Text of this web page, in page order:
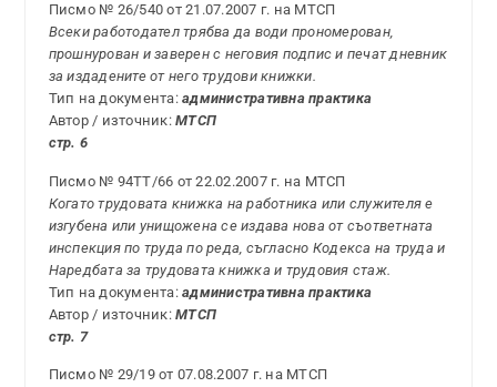
Писмо № 26/540 от 21.07.2007 г. на МТСП
Всеки работодател трябва да води прономерован,
прошнурован и заверен с неговия подпис и печат дневник
за издадените от него трудови книжки.
Тип на документа:административна практика
Автор / източник:МТСП
стр. 6
Писмо № 94ТТ/66 от 22.02.2007 г. на МТСП
Когато трудовата книжка на работника или служителя е
изгубена или унищожена се издава нова от съответната
инспекция по труда по реда, съгласно Кодекса на труда и
Наредбата за трудовата книжка и трудовия стаж.
Тип на документа:административна практика
Автор / източник:МТСП
стр. 7
Писмо № 29/19 от 07.08.2007 г. на МТСП